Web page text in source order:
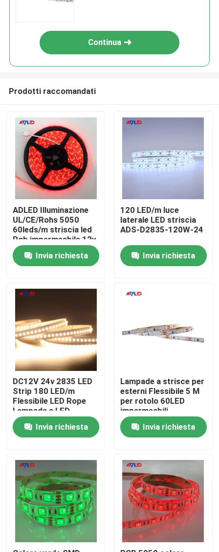
Casa
Chi siamo
Contatti
Prodotti
Video
l'alta Istruzione Autodidattica ha condotto la striscia
Strisce LED RGB
Strisce LED Monocolore
Continua
Prodotti raccomandati
ADLED Illuminazione
UL/CE/Rohs 5050
60leds/m striscia led
Rgb impermeabile 12v
Ip68kit 5 metri
popolareInvia richiesta
120 LED/m luce
laterale LED striscia
ADS-D2835-120W-24
Invia richiesta
DC12V 24v 2835 LED
Strip 180 LED/m
Flessibile LED Rope
Lampada a LED
5m/Roll Uso interno ed
esternoInvia richiesta
Lampade a strisce per
esterni Flessibile 5 M
per rotolo 60LED
impermeabili
Invia richiesta